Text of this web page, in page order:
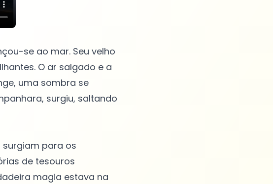
se ao mar. Seu velho
O ar salgado e a
uma sombra se
surgiu, saltando
para os
de tesouros
magia estava na